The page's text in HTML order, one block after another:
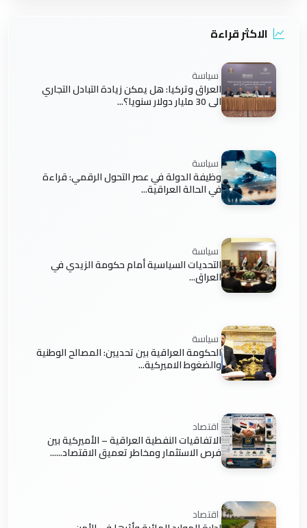
الاكثر قراءة
سياسة
العراق وتركيا: هل يمكن زيادة التبادل التجاري
الى 30 مليار دولار سنويا؟...
سياسة
وظيفة الدولة في عصر التحول الرقمي: قراءة
في الحالة العراقية...
سياسة
التحديات السياسية أمام حكومة الزيدي في
العراق...
سياسة
الحكومة العراقية بين تحديين: المصالح الوطنية
والضغوط الاميركية...
اقتصاد
الاتفاقيات النفطية العراقية – الأميركية بين
فرص الاستثمار ومخاطر تعميق الاقتصاد......
اقتصاد